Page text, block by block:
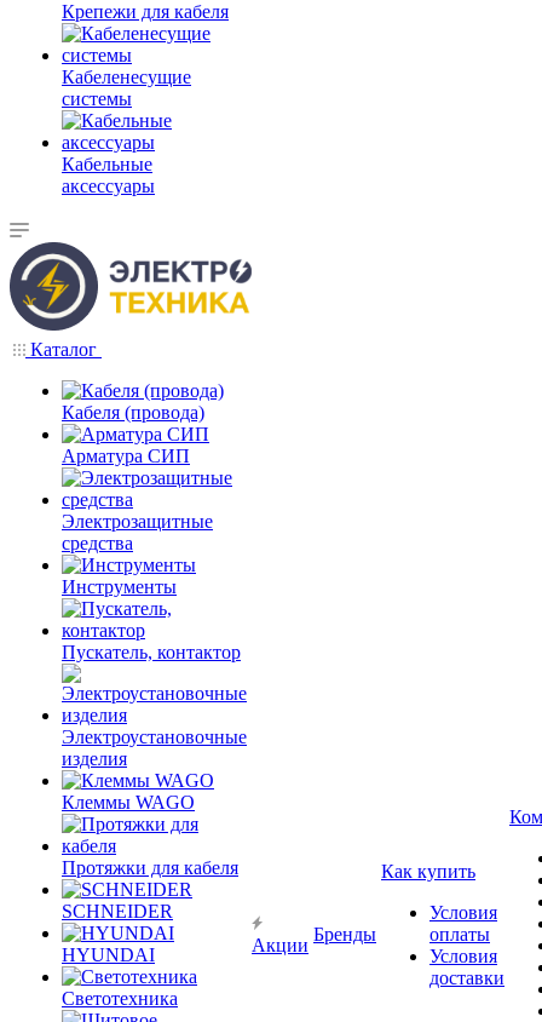
Крепежи для кабеля
Кабеленесущие
системы
Кабельные
аксессуары
Каталог
Кабеля (провода)
Арматура СИП
Электрозащитные
средства
Инструменты
Пускатель, контактор
Электроустановочные
изделия
Клеммы WAGO
Протяжки для кабеля
SCHNEIDER
HYUNDAI
Светотехника
Акции
Бренды
Как купить
Условия
оплаты
Условия
доставки